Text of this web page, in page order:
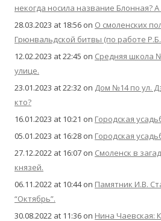
некогда носила название Блонная?
28.03.2023 at 18:56 on О смоленских
Грюнвальдской битвы (по работе Р.Б.
12.02.2023 at 22:45 on Средняя школа
улице.
23.01.2023 at 22:32 on Дом №14 по ул.
кто?
16.01.2023 at 10:21 on Городская
05.01.2023 at 16:28 on Городская
27.12.2022 at 16:07 on Смоленск в
князей.
06.11.2022 at 10:44on Памятник И.В.
“Октябрь”.
30.08.2022 at 11:36 on Нина Чаевская: